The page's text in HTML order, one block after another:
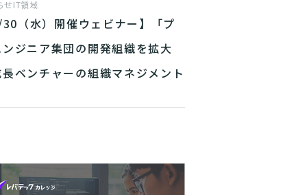
せIT領域
（水）開催ウェビナー】「プ
ジニア集団の開発組織を拡大
ベンチャーの組織マネジメント